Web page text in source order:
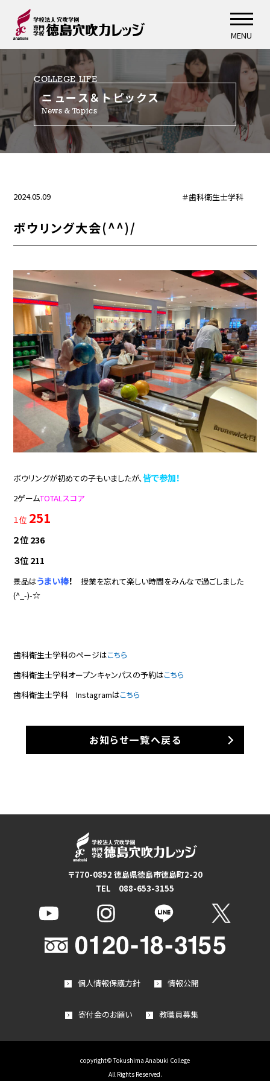
MENU
COLLEGE LIFE
ニュース＆トピックス
News & Topics
2024.05.09 ＃歯科衛生士学科
ボウリング大会(^^)/
ボウリングが初めての子もいましたが、皆で参加！
2ゲームTOTALスコア
１位 251
２位 236
３位 211
景品はうまい棒！
授業を忘れて楽しい時間をみんなで過ごしました
(^_-)-☆
歯科衛生士学科のページはこちら
歯科衛生士学科オープンキャンパスの予約はこちら
歯科衛生士学科 Instagramはこちら
お知らせ一覧へ戻る
〒770-0852 徳島県徳島市徳島町2-20
TEL 088-653-3155
個人情報保護方針 情報公開
寄付金のお願い 教職員募集
copyright© Tokushima Anabuki College
All Rights Reserved.